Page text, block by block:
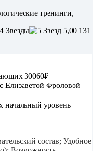
тренинги,
5,00 131
30060₽
Фроловой
начальный уровень
состав; Удобное